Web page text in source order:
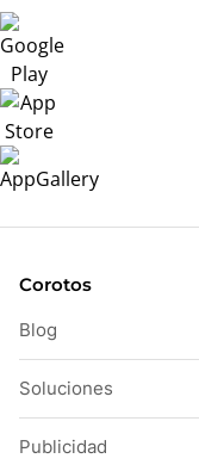
Corotos
Blog
Soluciones
Publicidad